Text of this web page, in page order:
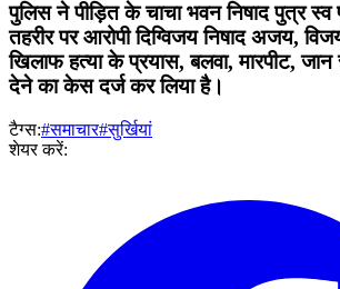
पुलिस ने पीड़ित के चाचा भवन निषाद पुत्र स्व
तहरीर पर आरोपी दिग्विजय निषाद अजय,
खिलाफ हत्या के प्रयास, बलवा, मारपीट,
देने का केस दर्ज कर लिया है।
टैग्स:#समाचार#सुर्खियां
शेयर करें: